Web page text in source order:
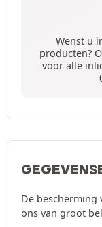
Wenst u
producten?
voor alle
De bescherming
ons van groot